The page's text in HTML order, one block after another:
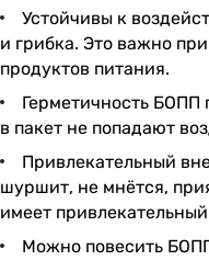
Устойчивы к
и грибка. Это важно
продуктов питания.
Герметичность БОПП
в пакет не попадают
Привлекательный
шуршит, не мнётся,
имеет
Можно повесить